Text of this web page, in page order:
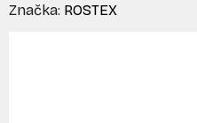
Značka: ROSTEX